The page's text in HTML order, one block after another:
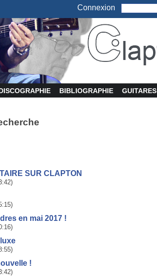
Connexion
BIBLIOGRAPHIE GUITARES
SUR CLAPTON
en mai 2017 !
!